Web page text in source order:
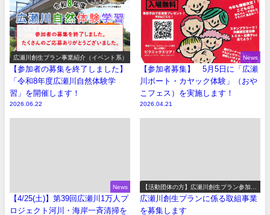
広瀬川創生プラン事業紹介（イベント系）
【参加者の募集を終了しました】
「令和8年度広瀬川自然体験学
習」を開催します！
2026.06.22
News
【参加者募集】 5月5日に「広瀬
川ボート・カヤック体験」（おや
こフェス）を実施します！
2026.04.21
News
【4/25(土)】第39回広瀬川1万人プ
ロジェクト河川・海岸一斉清掃を
【活動団体の方】広瀬川創生プラン参加事
業の募集
広瀬川創生プランに係る取組事業
を募集します